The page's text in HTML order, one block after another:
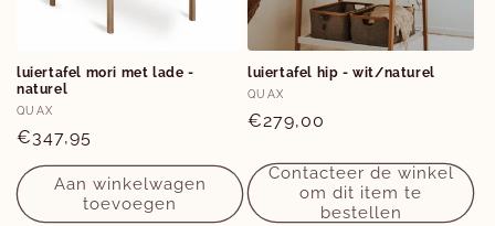
luiertafel mori met lade -
naturel
Verkoper:
QUAX
Normale
prijs
€347,95
Aan winkelwagen
toevoegen
luiertafel hip - wit/naturel
Verkoper:
QUAX
Normale
€279,00
Contacteer de winkel
om dit item te
bestellen